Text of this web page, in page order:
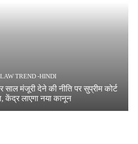
LAW TREND -HINDI
साल मंजूरी देने की नीति पर सुप्रीम कोर्ट
केंद्र लाएगा नया कानून